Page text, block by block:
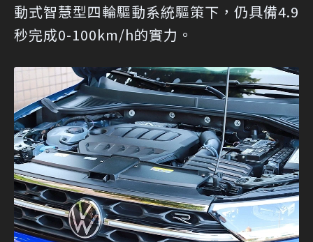
動式智慧型四輪驅動系統驅策下，仍具備4.9
秒完成0-100km/h的實力。